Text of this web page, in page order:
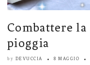
Combattere
pioggia
by DEVUCCIA 8 MAGGIO